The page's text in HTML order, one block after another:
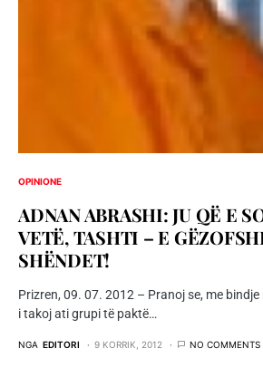
OPINIONE
ADNAN ABRASHI: JU QË E
VETË, TASHTI – E
SHËNDET!
Prizren, 09. 07. 2012 – Pranoj se, me
i takoj ati grupi të paktë…
NGA EDITORI 9 KORRIK, 2012 NO COMMENTS